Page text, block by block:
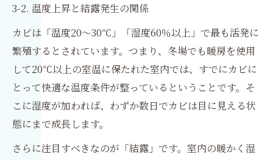
3-2. 温度上昇と結露発生の関係
カビは「温度20〜30℃」「湿度60％以上」で最も活発に
繁殖するとされています。つまり、冬場でも暖房を使用
して20℃以上の室温に保たれた室内では、すでにカビに
とって快適な温度条件が整っているということです。そ
こに湿度が加われば、わずか数日でカビは目に見える状
態にまで成長します。
さらに注目すべきなのが「結露」です。室内の暖かく湿